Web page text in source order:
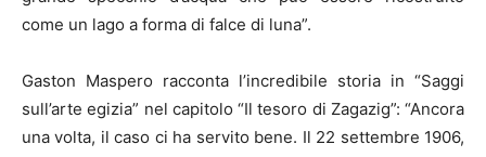
come un lago a forma di falce di luna”.
Gaston Maspero racconta l’incredibile storia in “Saggi
sull’arte egizia” nel capitolo “Il tesoro di Zagazig”: “Ancora
una volta, il caso ci ha servito bene. Il 22 settembre 1906,